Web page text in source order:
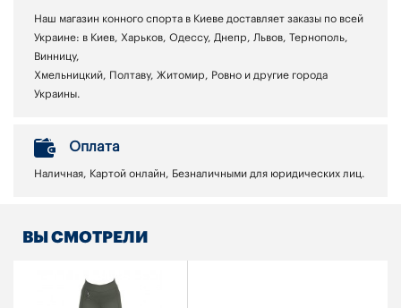
Наш магазин конного спорта в Киеве доставляет заказы по всей
Украине: в Киев, Харьков, Одессу, Днепр, Львов, Тернополь,
Винницу,
Хмельницкий, Полтаву, Житомир, Ровно и другие города
Украины.
Оплата
Наличная, Картой онлайн, Безналичными для юридических лиц.
ВЫ СМОТРЕЛИ